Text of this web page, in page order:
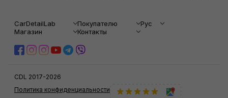
CarDetailLab Покупателю
Рус
Магазин
Контакты
CDL 2017-2026
Политика конфиденциальности